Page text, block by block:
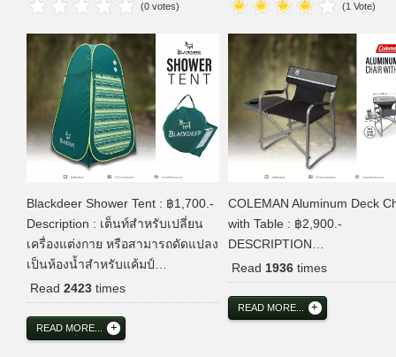
(0 votes)
Blackdeer Shower Tent : ฿1,700.-
Description : เต็นท์สำหรับเปลี่ยน
เครื่องแต่งกาย หรือสามารถดัดแปลง
เป็นห้องน้ำสำหรับแค้มป์…
Read 2423 times
READ MORE...
(1 Vote)
COLEMAN Aluminum Deck
with Table : ฿2,900.-
DESCRIPTION…
Read 1936times
READ MORE...